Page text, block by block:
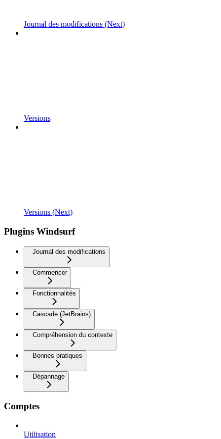
Journal des modifications (Next)
Versions
Versions (Next)
Plugins Windsurf
Journal des modifications
Commencer
Fonctionnalités
Cascade (JetBrains)
Compréhension du contexte
Bonnes pratiques
Dépannage
Comptes
Utilisation